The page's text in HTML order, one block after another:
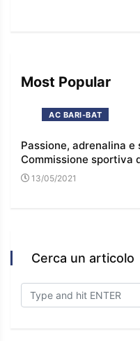
Most Popular
AC BARI-BAT
Passione, adrenalina
Commissione sportiva
13/05/2021
Cerca un articolo